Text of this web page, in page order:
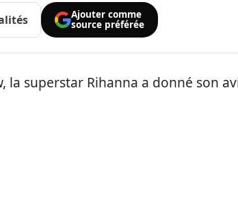
Ajouter comme
source préférée
la superstar Rihanna a donné son